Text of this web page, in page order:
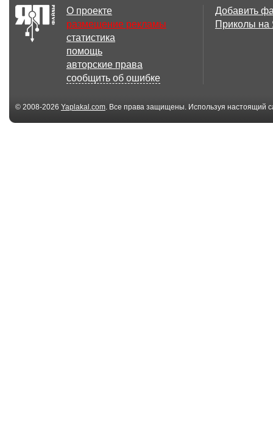
Для тебя!
Васильковое платье
О проекте
размещение рекламы
статистика
помощь
авторские права
сообщить об ошибке
Добавить
Приколы
© 2008-2026 Yaplakal.com. Все права защищены. Используя настоящий